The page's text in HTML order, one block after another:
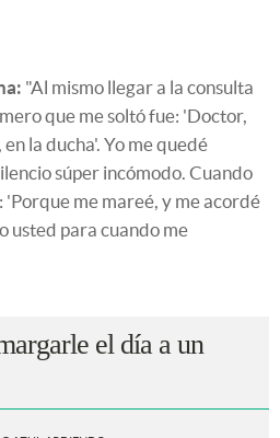
"Al mismo llegar a la consulta
que me soltó fue: 'Doctor,
la ducha'. Yo me quedé
súper incómodo. Cuando
'Porque me mareé, y me acordé
usted para cuando me
el día a un